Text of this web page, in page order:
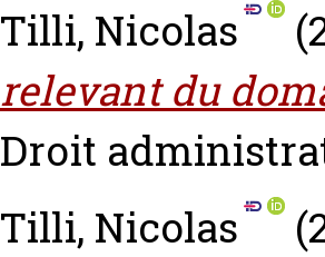
Tilli, Nicolas
relevant du
Droit
Tilli, Nicolas